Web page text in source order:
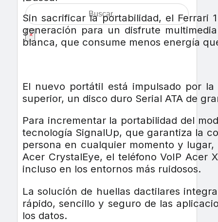
×
Sin sacrificar la portabilidad, el Ferrari
generación para un disfrute
blanca, que consume menos energía
El nuevo portátil está impulsado por
superior, un disco duro Serial ATA de
Para incrementar la portabilidad del
tecnología SignalUp, que garantiza la
persona en cualquier momento y
Acer CrystalEye, el teléfono VoIP Acer
incluso en los entornos más ruidosos.
La solución de huellas dactilares
rápido, sencillo y seguro de las
los datos.